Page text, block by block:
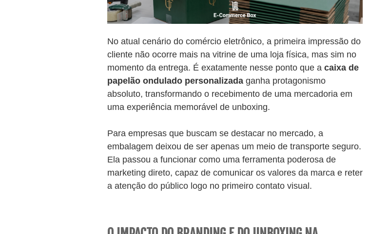
No atual cenário do comércio eletrônico, a primeira impressão do
cliente não ocorre mais na vitrine de uma loja física, mas sim no
momento da entrega. É exatamente nesse ponto que a caixa de
papelão ondulado personalizada ganha protagonismo
absoluto, transformando o recebimento de uma mercadoria em
uma experiência memorável de unboxing.
Para empresas que buscam se destacar no mercado, a
embalagem deixou de ser apenas um meio de transporte seguro.
Ela passou a funcionar como uma ferramenta poderosa de
marketing direto, capaz de comunicar os valores da marca e reter
a atenção do público logo no primeiro contato visual.